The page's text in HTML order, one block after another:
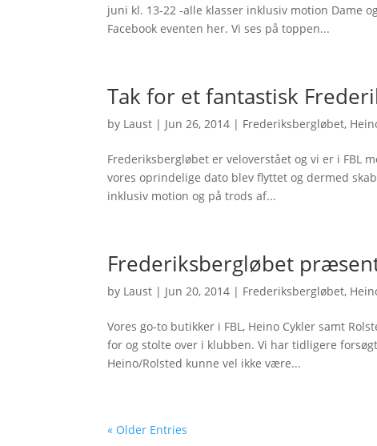
juni kl. 13-22 -alle klasser inklusiv motion Dame
Facebook eventen her. Vi ses på toppen...
Tak for et fantastisk
by Laust | Jun 26, 2014 | Frederiksbergløbet,
Frederiksbergløbet er veloverstået og vi er i FBL
vores oprindelige dato blev flyttet og dermed
inklusiv motion og på trods af...
Frederiksbergløbet
by Laust | Jun 20, 2014 | Frederiksbergløbet,
Vores go-to butikker i FBL, Heino Cykler samt
for og stolte over i klubben. Vi har tidligere
Heino/Rolsted kunne vel ikke være...
« Older Entries